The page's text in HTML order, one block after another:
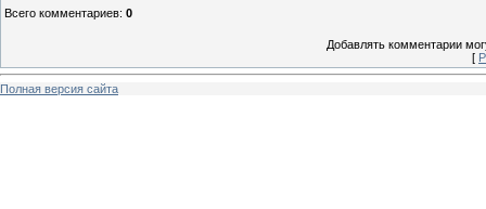
Всего комментариев: 0
Добавлять комментарии
[
Полная версия сайта